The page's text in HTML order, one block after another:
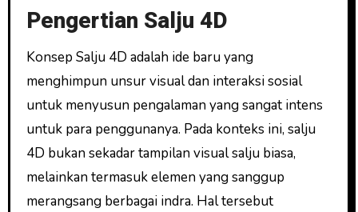
Pengertian Salju 4D
Konsep Salju 4D adalah ide baru yang
menghimpun unsur visual dan interaksi sosial
untuk menyusun pengalaman yang sangat intens
untuk para penggunanya. Pada konteks ini, salju
4D bukan sekadar tampilan visual salju biasa,
melainkan termasuk elemen yang sanggup
merangsang berbagai indra. Hal tersebut